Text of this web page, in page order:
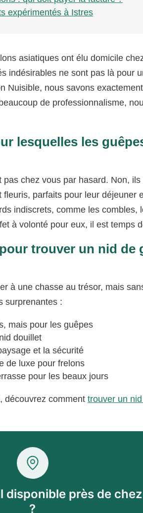
expérimentés à Istres
asiatiques ont élu domicile
indésirables ne sont pas là pour
Nuisible, nous savons
de professionnalisme,
lesquelles les
chez vous par hasard. Non,
parfaits pour leur déjeuner
indiscrets, comme les combles,
à volonté pour eux, il est temps
trouver un nid de
à une chasse au trésor, mais
surprenantes :
mais pour les guêpes
douillet
et la sécurité
de luxe pour frelons
pour les beaux jours
découvrez commenttrouver un
disponible près de
?